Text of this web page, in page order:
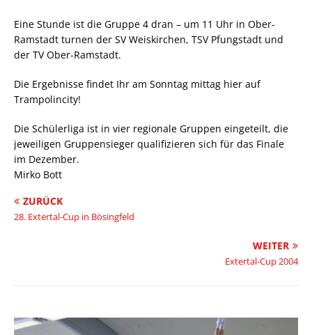
Eine Stunde ist die Gruppe 4 dran – um 11 Uhr in Ober-
Ramstadt turnen der SV Weiskirchen, TSV Pfungstadt und
der TV Ober-Ramstadt.
Die Ergebnisse findet Ihr am Sonntag mittag hier auf
Trampolincity!
Die Schülerliga ist in vier regionale Gruppen eingeteilt, die
jeweiligen Gruppensieger qualifizieren sich für das Finale
im Dezember.
Mirko Bott
ZURÜCK
28. Extertal-Cup in Bösingfeld
WEITER
Extertal-Cup 2004